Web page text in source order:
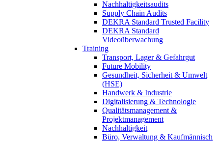
Nachhaltigkeitsaudits
Supply Chain Audits
DEKRA Standard Trusted Facility
DEKRA Standard
Videoüberwachung
Training
Transport, Lager & Gefahrgut
Future Mobility
Gesundheit, Sicherheit & Umwelt
(HSE)
Handwerk & Industrie
Digitalisierung & Technologie
Qualitätsmanagement &
Projektmanagement
Nachhaltigkeit
Büro, Verwaltung & Kaufmännisch